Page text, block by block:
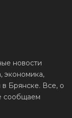
новости
экономика,
в Брянске. Все, о
сообщаем